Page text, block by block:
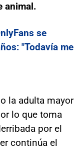
animal.
se
"Todavía me
la adulta mayor
lo que toma
por el
continúa el